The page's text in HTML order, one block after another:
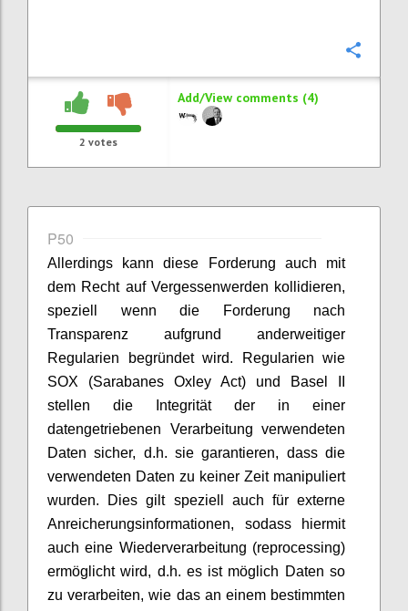
2 votes
Add/View comments (4)
P50
Allerdings kann diese Forderung auch mit
dem Recht auf Vergessenwerden kollidieren,
speziell wenn die Forderung nach
Transparenz aufgrund anderweitiger
Regularien begründet wird. Regularien wie
SOX (Sarabanes Oxley Act) und Basel II
stellen die Integrität der in einer
datengetriebenen Verarbeitung verwendeten
Daten sicher, d.h. sie garantieren, dass die
verwendeten Daten zu keiner Zeit manipuliert
wurden. Dies gilt speziell auch für externe
Anreicherungsinformationen, sodass hiermit
auch eine Wiederverarbeitung (reprocessing)
ermöglicht wird, d.h. es ist möglich Daten so
zu verarbeiten, wie das an einem bestimmten